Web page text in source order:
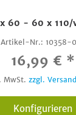
60 - 60 x 110/
Artikel-Nr.: 10358-
16,99 € *
MwSt. zzgl.
Konfigurieren